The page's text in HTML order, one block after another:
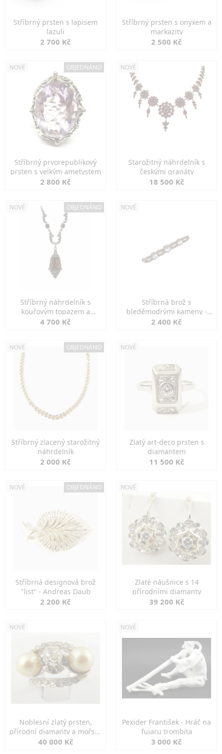
Stříbrný prsten s lapisem
lazuli
2 700 Kč
Stříbrný prsten s onyxem a
markazity
2 500 Kč
NOVÉ OBJEDNÁNO
Stříbrný prvorepublikový
prsten s velkým ametystem
2 800 Kč
NOVÉ
Starožitný náhrdelník s
českými granáty
18 500 Kč
NOVÉ OBJEDNÁNO
Stříbrný náhrdelník s
kouřovým topazem a
markazity
4 700 Kč
NOVÉ
Stříbrná brož s
bleděmodrými kameny -
jemná elegance
2 400 Kč
NOVÉ OBJEDNÁNO
Stříbrný zlacený starožitný
náhrdelník
2 000 Kč
NOVÉ
Zlatý art-deco prsten s
diamantem
11 500 Kč
NOVÉ OBJEDNÁNO
Stříbrná designová brož
"list" - Andreas Daub
2 200 Kč
NOVÉ
Zlaté náušnice s 14
přírodními diamanty
39 200 Kč
NOVÉ
Noblesní zlatý prsten,
přírodní diamanty a mořské
perly
40 000 Kč
NOVÉ
Pexider František - Hráč na
fujaru trombita
3 000 Kč